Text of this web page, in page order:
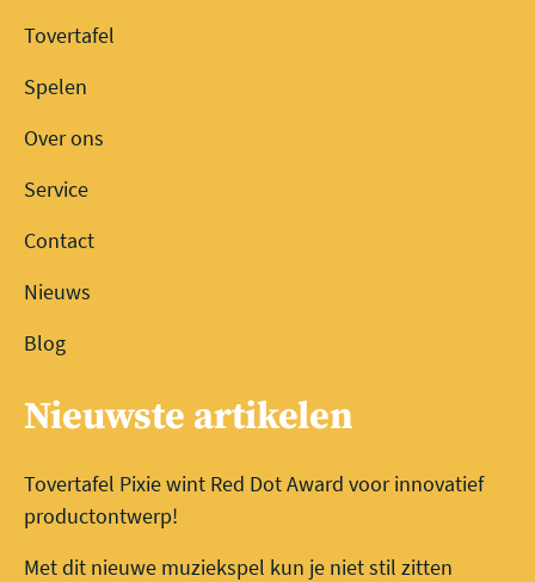
Tovertafel
Spelen
Over ons
Service
Contact
Nieuws
Blog
Nieuwste artikelen
Tovertafel Pixie wint Red Dot Award voor innovatief
productontwerp!
Met dit nieuwe muziekspel kun je niet stil zitten